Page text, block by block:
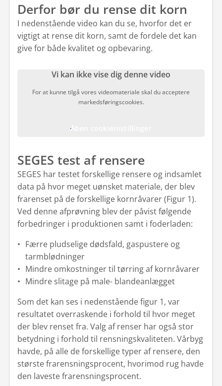
Derfor bør du rense dit korn
I nedenstående video kan du se, hvorfor det er
vigtigt at rense dit korn, samt de fordele det kan
give for både kvalitet og opbevaring.
Vi kan ikke vise dig denne video
For at kunne tilgå vores videomateriale skal du acceptere
markedsføringscookies.
Åben cookieinstillinger
SEGES test af rensere
SEGES har testet forskellige rensere og indsamlet
data på hvor meget uønsket materiale, der blev
frarenset på de forskellige kornråvarer (Figur 1).
Ved denne afprøvning blev der påvist følgende
forbedringer i produktionen samt i foderladen:
Færre pludselige dødsfald, gaspustere og
tarmblødninger
Mindre omkostninger til tørring af kornråvarer
Mindre slitage på male- blandeanlægget
Som det kan ses i nedenstående figur 1, var
resultatet overraskende i forhold til hvor meget
der blev renset fra. Valg af renser har også stor
betydning i forhold til rensningskvaliteten. Vårbyg
havde, på alle de forskellige typer af rensere, den
største frarensningsprocent, hvorimod rug havde
den laveste frarensningsprocent.